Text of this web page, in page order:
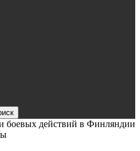
боевых действий в Финляндии